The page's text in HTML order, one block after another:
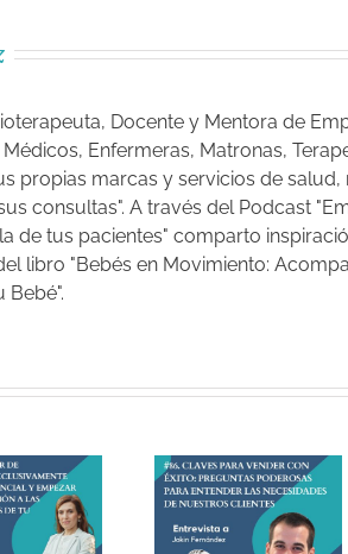
Docente y Mentora de
Enfermeras, Matronas,
propias marcas y servicios de
consultas". A través del Podcast
de tus pacientes" comparto
libro "Bebés en Movimiento:
Bebé".